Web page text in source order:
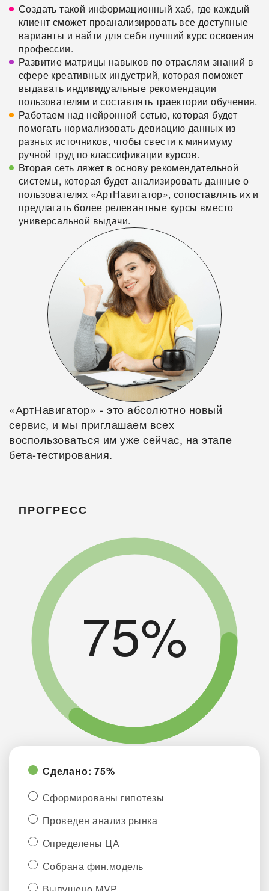
Создать такой информационный хаб, где каждый
клиент сможет проанализировать все доступные
варианты и найти для себя лучший курс освоения
профессии.
Развитие матрицы навыков по отраслям знаний в
сфере креативных индустрий, которая поможет
выдавать индивидуальные рекомендации
пользователям и составлять траектории обучения.
Работаем над нейронной сетью, которая будет
помогать нормализовать девиацию данных из
разных источников, чтобы свести к минимуму
ручной труд по классификации курсов.
Вторая сеть ляжет в основу рекомендательной
системы, которая будет анализировать данные о
пользователях «АртНавигатор», сопоставлять их и
предлагать более релевантные курсы вместо
универсальной выдачи.
«АртНавигатор» - это абсолютно новый
сервис, и мы приглашаем всех
воспользоваться им уже сейчас, на этапе
бета-тестирования.
ПРОГРЕСС
Сделано: 75%
Сформированы гипотезы
Проведен анализ рынка
Определены ЦА
Собрана фин.модель
75%